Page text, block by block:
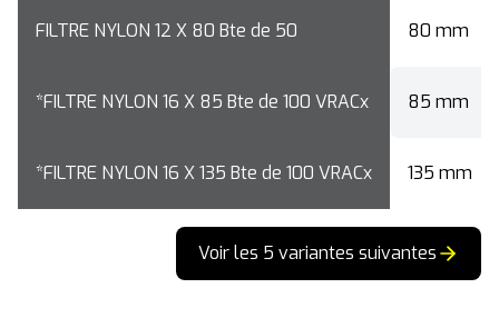
FILTRE NYLON 12 X 80 Bte de 50 80 mm
*FILTRE NYLON 16 X 85 Bte de 100 VRACx 85 mm
*FILTRE NYLON 16 X 135 Bte de 100 VRACx 135 mm
Voir les 5 variantes suivantes